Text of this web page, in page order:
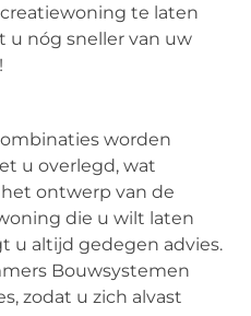
te laten
u nóg sneller van uw
worden
u overlegd, wat
ontwerp van de
die u wilt laten
u altijd gedegen advies.
Bouwsystemen
zodat u zich alvast